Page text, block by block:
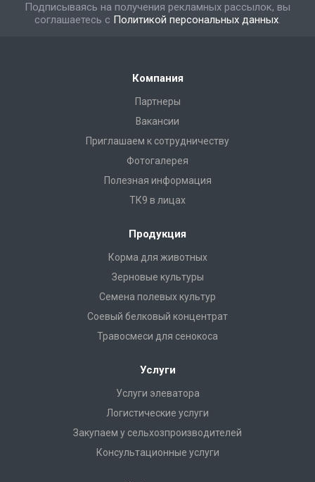
Подписываясь на получения рекламных рассылок, вы
соглашаетесь с Политикой персональных данных.
Компания
Партнеры
Вакансии
Приглашаем к сотрудничеству
Фотогалерея
Полезная информация
ТК9 в лицах
Продукция
Корма для животных
Зерновые культуры
Семена полевых культур
Соевый белковый концентрат
Травосмеси для сенокоса
Услуги
Услуги элеватора
Логистические услуги
Закупаем у сельхозпроизводителей
Консультационные услуги